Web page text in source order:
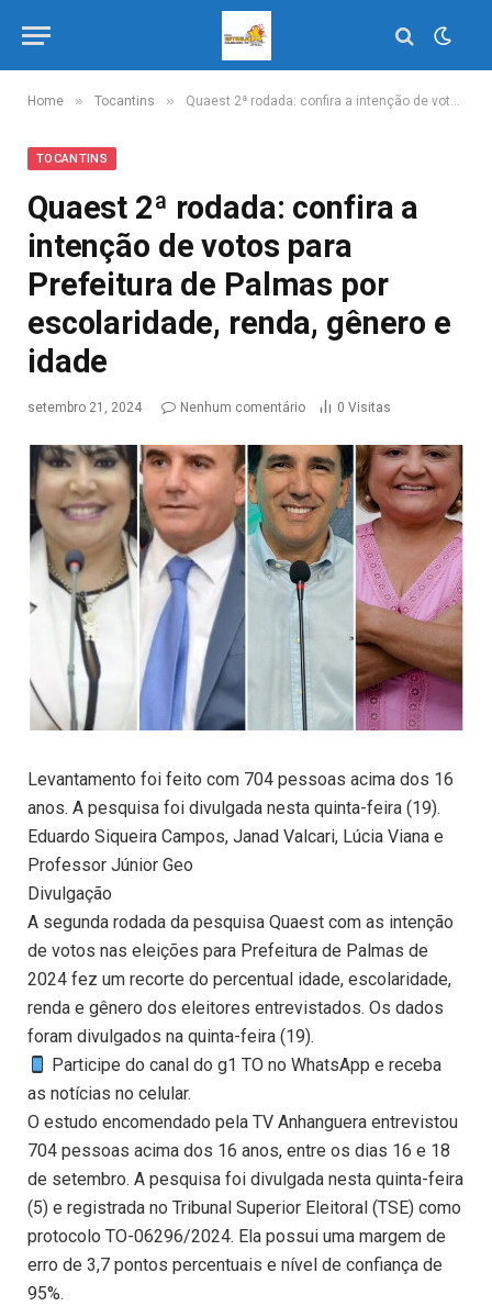
Home » Tocantins » Quaest 2ª rodada: confira a intenção de votos para Prefeitura de Palmas por escolaridade, renda, gênero e idade
TOCANTINS
Quaest 2ª rodada: confira a
intenção de votos para
Prefeitura de Palmas por
escolaridade, renda, gênero e
idade
setembro 21, 2024 Nenhum comentário 0 Visitas
Levantamento foi feito com 704 pessoas acima dos 16
anos. A pesquisa foi divulgada nesta quinta-feira (19).
Eduardo Siqueira Campos, Janad Valcari, Lúcia Viana e
Professor Júnior Geo
Divulgação
A segunda rodada da pesquisa Quaest com as intenção
de votos nas eleições para Prefeitura de Palmas de
2024 fez um recorte do percentual idade, escolaridade,
renda e gênero dos eleitores entrevistados. Os dados
foram divulgados na quinta-feira (19).
Participe do canal do g1 TO no WhatsApp e receba
as notícias no celular.
O estudo encomendado pela TV Anhanguera entrevistou
704 pessoas acima dos 16 anos, entre os dias 16 e 18
de setembro. A pesquisa foi divulgada nesta quinta-feira
(5) e registrada no Tribunal Superior Eleitoral (TSE) como
protocolo TO-06296/2024. Ela possui uma margem de
erro de 3,7 pontos percentuais e nível de confiança de
95%.